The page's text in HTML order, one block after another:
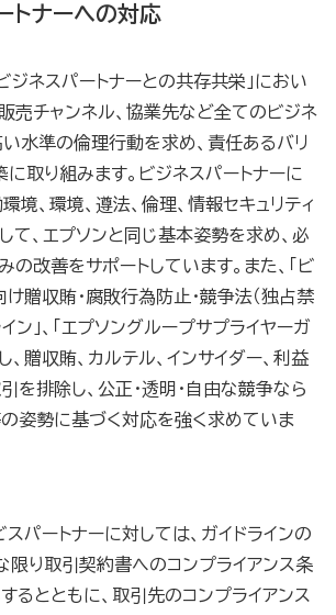
トナーへの対応
ジネスパートナーとの共存共栄」におい
販売チャンネル、協業先など全てのビジネ
い水準の倫理行動を求め、責任あるバリ
に取り組みます。ビジネスパートナーに
境、環境、遵法、倫理、情報セキュリティ
て、エプソンと同じ基本姿勢を求め、必
の改善をサポートしています。また、「ビ
け贈収賄・腐敗行為防止・競争法（独占禁
ン」、「エプソングループサプライヤーガ
、贈収賄、カルテル、インサイダー、利益
を排除し、公正・透明・自由な競争なら
姿勢に基づく対応を強く求めていま
スパートナーに対しては、ガイドラインの
限り取引契約書へのコンプライアンス条
るとともに、取引先のコンプライアンス